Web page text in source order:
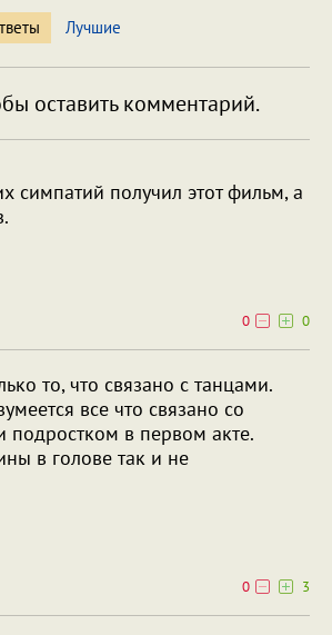
Лучшие
оставить комментарий.
симпатий получил этот фильм, а
0
0
то, что связано с танцами.
все что связано со
подростком в первом акте.
в голове так и не
0
3